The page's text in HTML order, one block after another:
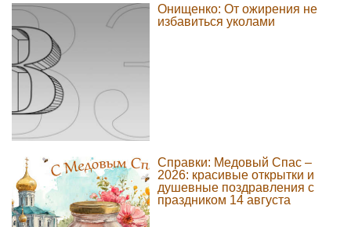
Онищенко: От ожирения не
избавиться уколами
Справки: Медовый Спас –
2026: красивые открытки и
душевные поздравления с
праздником 14 августа